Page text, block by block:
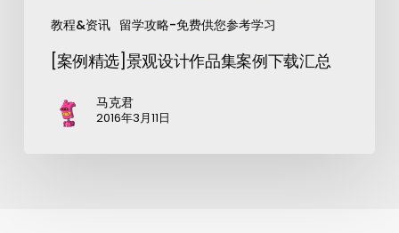
教程&资讯 留学攻略-免费供您参考学习
[案例精选]景观设计作品集案例下载汇总
马克君
2016年3月11日